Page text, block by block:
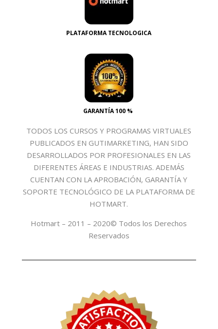
PLATAFORMA TECNOLOGICA
GARANTÍA 100 %
TODOS LOS CURSOS Y PROGRAMAS VIRTUALES
PUBLICADOS EN GUTIMARKETING, HAN SIDO
DESARROLLADOS POR PROFESIONALES EN LAS
DIFERENTES ÁREAS E INDUSTRIAS. ADEMÁS
CUENTAN CON LA APROBACIÓN, GARANTÍA Y
SOPORTE TECNOLÓGICO DE LA PLATAFORMA DE
HOTMART.
Hotmart – 2011 – 2020© Todos los Derechos
Reservados